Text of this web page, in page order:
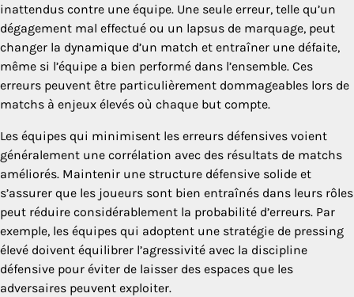
inattendus contre une équipe. Une seule erreur, telle qu’un
dégagement mal effectué ou un lapsus de marquage, peut
changer la dynamique d’un match et entraîner une défaite,
même si l’équipe a bien performé dans l’ensemble. Ces
erreurs peuvent être particulièrement dommageables lors de
matchs à enjeux élevés où chaque but compte.
Les équipes qui minimisent les erreurs défensives voient
généralement une corrélation avec des résultats de matchs
améliorés. Maintenir une structure défensive solide et
s’assurer que les joueurs sont bien entraînés dans leurs rôles
peut réduire considérablement la probabilité d’erreurs. Par
exemple, les équipes qui adoptent une stratégie de pressing
élevé doivent équilibrer l’agressivité avec la discipline
défensive pour éviter de laisser des espaces que les
adversaires peuvent exploiter.